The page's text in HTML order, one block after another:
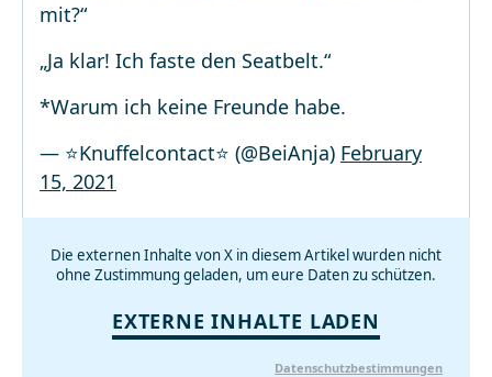
mit?“
„Ja klar! Ich faste den Seatbelt.“
*Warum ich keine Freunde habe.
— ⭐️Knuffelcontact⭐️ (@BeiAnja) February
15, 2021
Die externen Inhalte von X in diesem Artikel wurden nicht
ohne Zustimmung geladen, um eure Daten zu schützen.
EXTERNE INHALTE LADEN
Datenschutzbestimmungen